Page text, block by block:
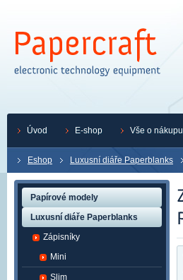
Eshop Luxusní diáře Paperblanks
Papírové modely
Luxusní diáře Paperblanks
Zápisníky
Mini
Slim
Úvod E-shop Vše o nákupu